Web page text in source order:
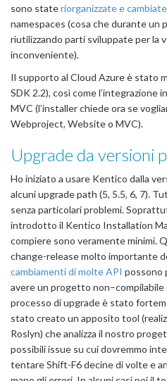
sono stateriorganizzate e cambiate
namespaces (cosa che durante un
riutilizzando parti sviluppate per la
inconveniente).
Il supporto al Cloud Azure è stato
SDK 2.2), così come l’integrazione
MVC (l’installer chiede ora se
Webproject, Website o MVC).
Upgrade da versioni
Ho iniziato a usare Kentico dalla
alcuni upgrade path (5, 5.5, 6, 7).
senza particolari problemi.
introdotto il Kentico Installation
compiere sono veramente minimi.
change-release molto importante
cambiamenti di molte API possono
avere un progetto
processo di upgrade è stato
stato creato un apposito tool
Roslyn) che analizza il nostro
possibili issue su cui dovremmo
tentare Shift-F6 decine di volte e